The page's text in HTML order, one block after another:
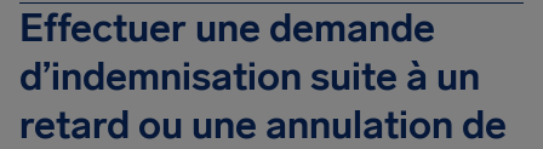
Effectuer une demande
d’indemnisation suite à un
retard ou une annulation de